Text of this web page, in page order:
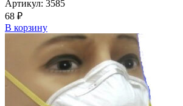
Артикул: 3585
68 ₽
В корзину